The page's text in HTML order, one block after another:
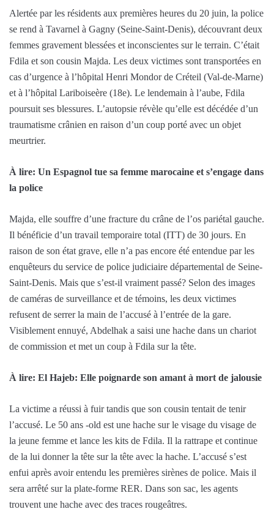
Alertée par les résidents aux premières heures du 20 juin, la police
se rend à Tavarnel à Gagny (Seine-Saint-Denis), découvrant deux
femmes gravement blessées et inconscientes sur le terrain. C’était
Fdila et son cousin Majda. Les deux victimes sont transportées en
cas d’urgence à l’hôpital Henri Mondor de Créteil (Val-de-Marne)
et à l’hôpital Lariboiseère (18e). Le lendemain à l’aube, Fdila
poursuit ses blessures. L’autopsie révèle qu’elle est décédée d’un
traumatisme crânien en raison d’un coup porté avec un objet
meurtrier.
À lire: Un Espagnol tue sa femme marocaine et s’engage dans
la police
Majda, elle souffre d’une fracture du crâne de l’os pariétal gauche.
Il bénéficie d’un travail temporaire total (ITT) de 30 jours. En
raison de son état grave, elle n’a pas encore été entendue par les
enquêteurs du service de police judiciaire départemental de Seine-
Saint-Denis. Mais que s’est-il vraiment passé? Selon des images
de caméras de surveillance et de témoins, les deux victimes
refusent de serrer la main de l’accusé à l’entrée de la gare.
Visiblement ennuyé, Abdelhak a saisi une hache dans un chariot
de commission et met un coup à Fdila sur la tête.
À lire: El Hajeb: Elle poignarde son amant à mort de jalousie
La victime a réussi à fuir tandis que son cousin tentait de tenir
l’accusé. Le 50 ans -old est une hache sur le visage du visage de
la jeune femme et lance les kits de Fdila. Il la rattrape et continue
de la lui donner la tête sur la tête avec la hache. L’accusé s’est
enfui après avoir entendu les premières sirènes de police. Mais il
sera arrêté sur la plate-forme RER. Dans son sac, les agents
trouvent une hache avec des traces rougeâtres.